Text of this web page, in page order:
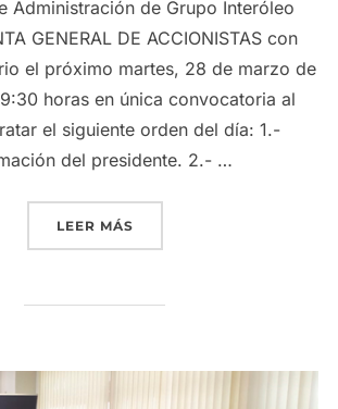
Administración de Grupo Interóleo
GENERAL DE ACCIONISTAS con
el próximo martes, 28 de marzo de
horas en única convocatoria al
el siguiente orden del día: 1.-
del presidente. 2.- …
LEER MÁS«GRUPO INTERÓLEO